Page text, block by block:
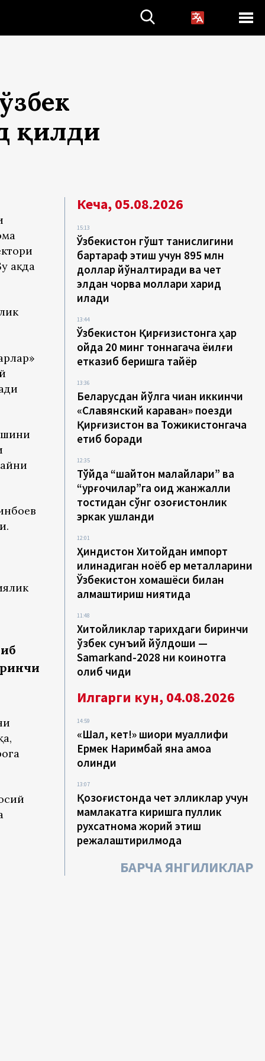
қилди
ҳақда
Кеча, 05.08.2026
15:13
Ўзбекистон гўшт танқислигини
бартараф этиш учун 895 млн
доллар йўналтиради ва чет
элдан чорва моллари харид
қилади
13:44
Ўзбекистон Қирғизистонга ҳар
ойда 20 минг тоннагача ёқилғи
етказиб беришга тайёр
13:36
Беларусдан йўлга чиққан иккинчи
«Славянский караван» поезди
Қирғизистон ва Тожикистонгача
етиб боради
12:35
Тўйда “шайтон малайлари” ва
“урғочилар”га оид жанжалли
тостидан сўнг қозоғистонлик
эркак ушланди
12:01
Ҳиндистон Хитойдан импорт
қилинадиган ноёб ер металларини
Ўзбекистон хомашёси билан
алмаштириш ниятида
11:48
Хитойликлар тарихдаги биринчи
ўзбек сунъий йўлдоши —
Samarkand-2028 ни коинотга
олиб чиқди
Илгарги кун, 04.08.2026
14:59
«Шал, кет!» шиори муаллифи
Ермек Наримбай яна қамоққа
олинди
13:07
Қозоғистонда чет элликлар учун
мамлакатга киришга пуллик
рухсатнома жорий этиш
режалаштирилмоқда
БАРЧА ЯНГИЛИКЛАР